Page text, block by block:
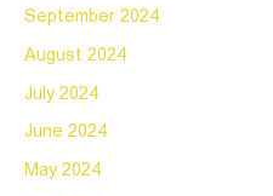
September 2024
August 2024
July 2024
June 2024
May 2024